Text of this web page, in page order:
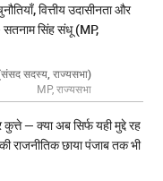
वित्तीय उदासीनता और
सतनाम सिंह संधू (MP,
सदस्य, राज्यसभा)
MP, राज्यसभा
— क्या अब सिर्फ यही मुद्दे रह
राजनीतिक छाया पंजाब तक भी